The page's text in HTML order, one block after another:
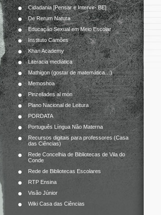
Cidadania [Pensar e Intervir- BE]
De Rerum Natura
Educação Sexual em Meio Escolar
Instituto Camões
Khan Academy
Literacia mediática
Mathigon (gostar de matemática…)
Memoshoa
Pinzellades al món
Plano Nacional de Leitura
PORDATA
Português Língua Não Materna
Recursos digitais para professores (Casa
das Ciências)
Rede Concelhia de Bibliotecas de Vila do
Conde
Rede de Bibliotecas Escolares
RTP Ensina
Visão Júnior
Wiki Casa das Ciências